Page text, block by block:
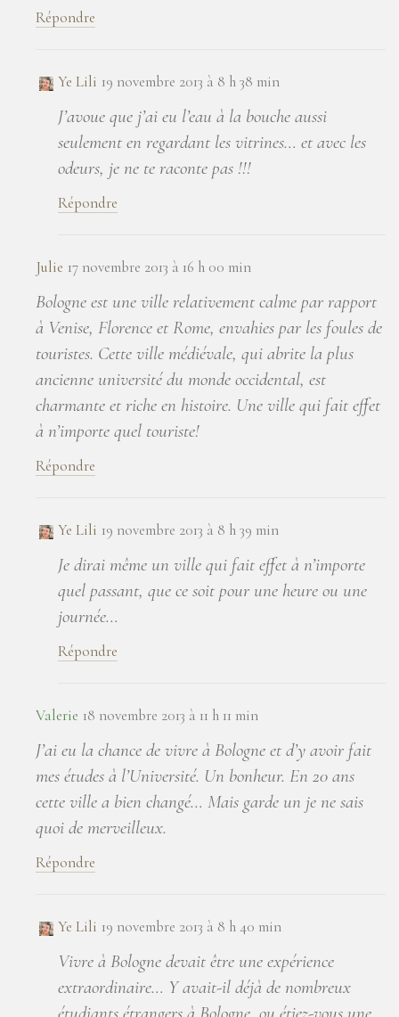
Répondre
Ye Lili 19 novembre 2013 à 8 h 38 min
J’avoue que j’ai eu l’eau à la bouche aussi
seulement en regardant les vitrines… et avec les
odeurs, je ne te raconte pas !!!
Répondre
Julie 17 novembre 2013 à 16 h 00 min
Bologne est une ville relativement calme par rapport
à Venise, Florence et Rome, envahies par les foules de
touristes. Cette ville médiévale, qui abrite la plus
ancienne université du monde occidental, est
charmante et riche en histoire. Une ville qui fait effet
à n’importe quel touriste!
Répondre
Ye Lili 19 novembre 2013 à 8 h 39 min
Je dirai même un ville qui fait effet à n’importe
quel passant, que ce soit pour une heure ou une
journée…
Répondre
Valerie 18 novembre 2013 à 11 h 11 min
J’ai eu la chance de vivre à Bologne et d’y avoir fait
mes études à l’Université. Un bonheur. En 20 ans
cette ville a bien changé… Mais garde un je ne sais
quoi de merveilleux.
Répondre
Ye Lili 19 novembre 2013 à 8 h 40 min
Vivre à Bologne devait être une expérience
extraordinaire… Y avait-il déjà de nombreux